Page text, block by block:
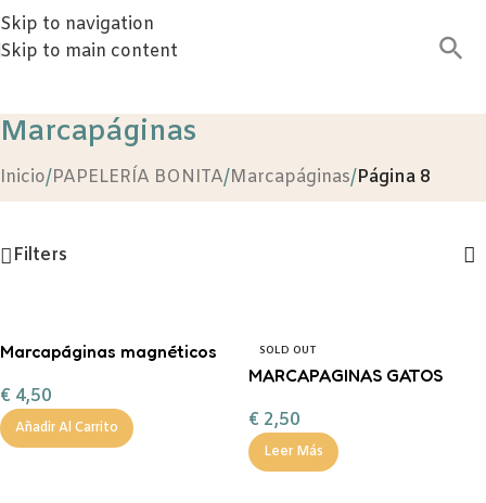
Skip to navigation
Skip to main content
Marcapáginas
Inicio/PAPELERÍA BONITA/Marcapáginas/Página 8
Filters
Marcapáginas magnéticos
€ 4,50
Añadir Al Carrito
SOLD OUT
MARCAPAGINAS GATOS
€ 2,50
Leer Más